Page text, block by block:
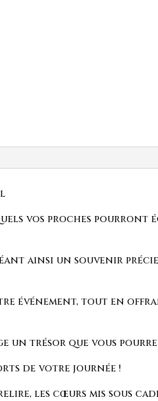
vos proches pourront
ainsi un souvenir
événement, tout en
un trésor que vous
de votre journée !
les cœurs mis sous